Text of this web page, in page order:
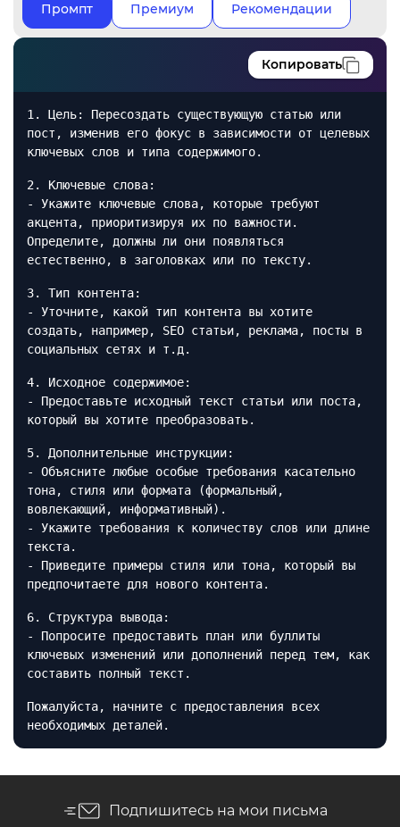
Промпт Премиум Рекомендации
Копировать
1. Цель: Пересоздать существующую статью или
пост, изменив его фокус в зависимости от целевых
ключевых слов и типа содержимого.
2. Ключевые слова:
- Укажите ключевые слова, которые требуют
акцента, приоритизируя их по важности.
Определите, должны ли они появляться
естественно, в заголовках или по тексту.
3. Тип контента:
- Уточните, какой тип контента вы хотите
создать, например, SEO статьи, реклама, посты в
социальных сетях и т.д.
4. Исходное содержимое:
- Предоставьте исходный текст статьи или поста,
который вы хотите преобразовать.
5. Дополнительные инструкции:
- Объясните любые особые требования касательно
тона, стиля или формата (формальный,
вовлекающий, информативный).
- Укажите требования к количеству слов или длине
текста.
- Приведите примеры стиля или тона, который вы
предпочитаете для нового контента.
6. Структура вывода:
- Попросите предоставить план или буллиты
ключевых изменений или дополнений перед тем, как
составить полный текст.
Пожалуйста, начните с предоставления всех
необходимых деталей.
Подпишитесь на мои письма